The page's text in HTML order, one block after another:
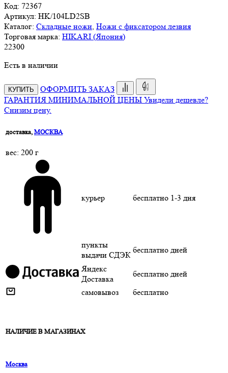
Код: 72367
Артикул: HK/104LD2SB
Каталог: Складные ножи Ножи с фиксатором лезвия
Торговая марка: HIKARI (Япония)
22300
Есть в наличии
КУПИТЬ
ОФОРМИТЬ ЗАКАЗ
ГАРАНТИЯ МИНИМАЛЬНОЙ ЦЕНЫ Увидели дешевле?
Снизим цену.
доставка, МОСКВА
веc: 200 г
курьер бесплатно 1-3 дня
пункты
выдачи СДЭК
бесплатно дней
Яндекс
Доставка
бесплатно дней
самовывоз
бесплатно
НАЛИЧИЕ В МАГАЗИНАХ
Москва